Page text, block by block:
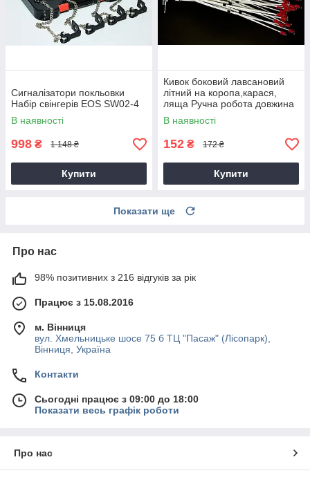
Сигналізатори покльовки
Набір свінгерів EOS SW02-4
В наявності
998 ₴ 1 148 ₴
Купити
Кивок боковий лавсановий
літний на коропа,карася,
ляща Ручна робота довжина
20 см.
В наявності
152 ₴ 172 ₴
Купити
Показати ще
Про нас
98% позитивних з 216 відгуків за рік
Працює з 15.08.2016
м. Вінниця
вул. Хмельницьке шосе 75 б ТЦ "Пасаж" (Лісопарк),
Вінниця, Україна
Контакти
Сьогодні працює з 09:00 до 18:00
Показати весь графік роботи
Про нас